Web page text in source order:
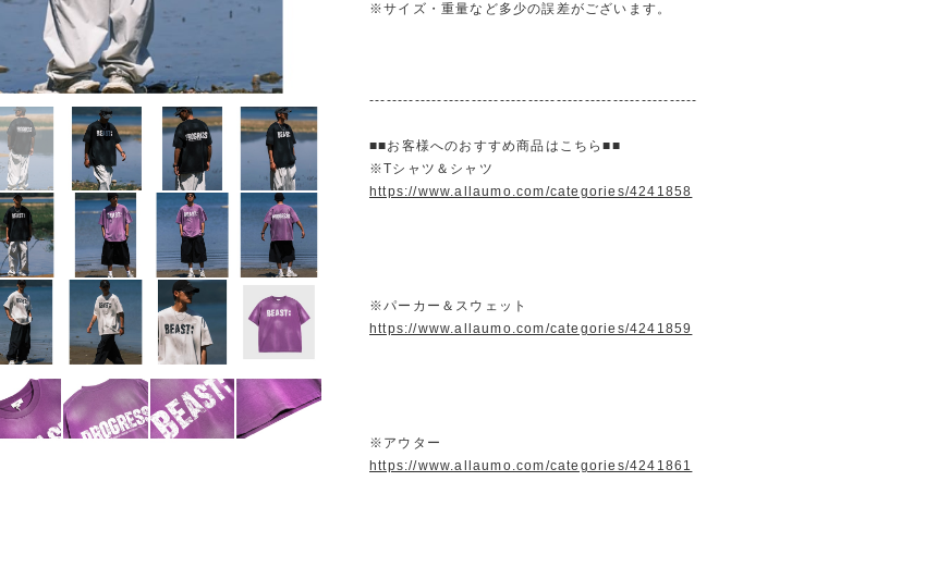
※サイズ・重量など多少の誤差がございます。
----------------------------------------------------------
■■お客様へのおすすめ商品はこちら■■
※Tシャツ＆シャツ
https://www.allaumo.com/categories/4241858
※パーカー＆スウェット
https://www.allaumo.com/categories/4241859
※アウター
https://www.allaumo.com/categories/4241861